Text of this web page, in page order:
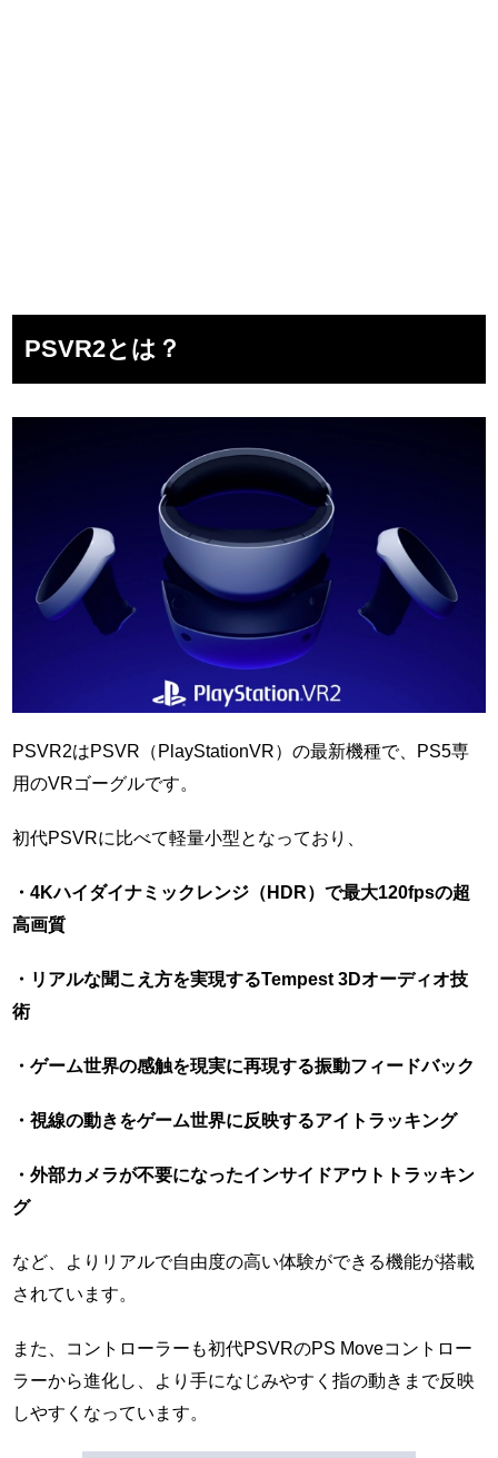
PSVR2とは？
PSVR2はPSVR（PlayStationVR）の最新機種で、PS5専
用のVRゴーグルです。
初代PSVRに比べて軽量小型となっており、
・4Kハイダイナミックレンジ（HDR）で最大120fpsの超
高画質
・リアルな聞こえ方を実現するTempest 3Dオーディオ技
術
・ゲーム世界の感触を現実に再現する振動フィードバック
・視線の動きをゲーム世界に反映するアイトラッキング
・外部カメラが不要になったインサイドアウトトラッキン
グ
など、よりリアルで自由度の高い体験ができる機能が搭載
されています。
また、コントローラーも初代PSVRのPS Moveコントロー
ラーから進化し、より手になじみやすく指の動きまで反映
しやすくなっています。